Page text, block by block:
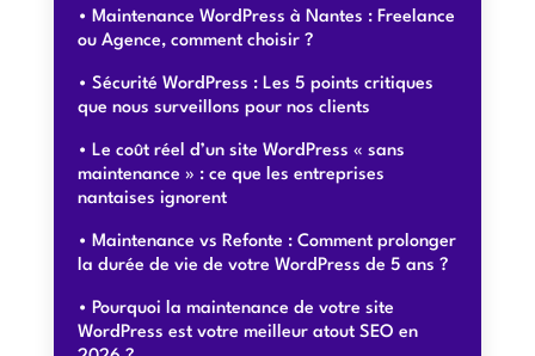
Maintenance WordPress à Nantes : Freelance
ou Agence, comment choisir ?
Sécurité WordPress : Les 5 points critiques
que nous surveillons pour nos clients
Le coût réel d’un site WordPress « sans
maintenance » : ce que les entreprises
nantaises ignorent
Maintenance vs Refonte : Comment prolonger
la durée de vie de votre WordPress de 5 ans ?
Pourquoi la maintenance de votre site
WordPress est votre meilleur atout SEO en